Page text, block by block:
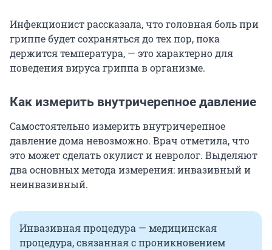
Инфекционист рассказала, что головная боль при
гриппе будет сохраняться до тех пор, пока
держится температура, — это характерно для
поведения вируса гриппа в организме.
Как измерить внутричерепное давление
Самостоятельно измерить внутричерепное
давление дома невозможно. Врач отметила, что
это может сделать окулист и невролог. Выделяют
два основных метода измерения: инвазивный и
неинвазивный.
Инвазивная процедура — медицинская
процедура, связанная с проникновением